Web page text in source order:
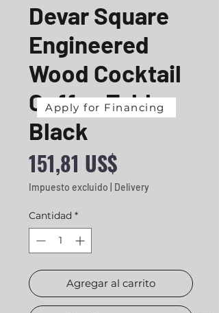
Devar Square
Engineered
Wood Cocktail
Coffee Table
Black
151,81 US$
Impuesto excluido Delivery
Cantidad *
Agregar al carrito
Apply for Financing